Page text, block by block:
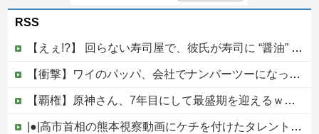
RSS
【えぇ!?】 回らない寿司屋で、彼氏が寿司に “醤油” つけてた→私「は？30にもなって、醤油つけるとか恥ずかしい！ドン引き！低レベル!! 回転寿司しか行ったことない人はこれだから…」
【衝撃】ワイのパッパ、会社でナンバーツーになった結果ｗｗｗｗｗｗｗｗｗｗ
【覇権】原神さん、7年目にして最盛期を迎えるｗｗｗｗｗｗｗｗｗｗ
|●|高市首相の熊本視察動画にケチを付けたタレント、「正体バレバレよな」と黒電話の呼び方であっさりと……